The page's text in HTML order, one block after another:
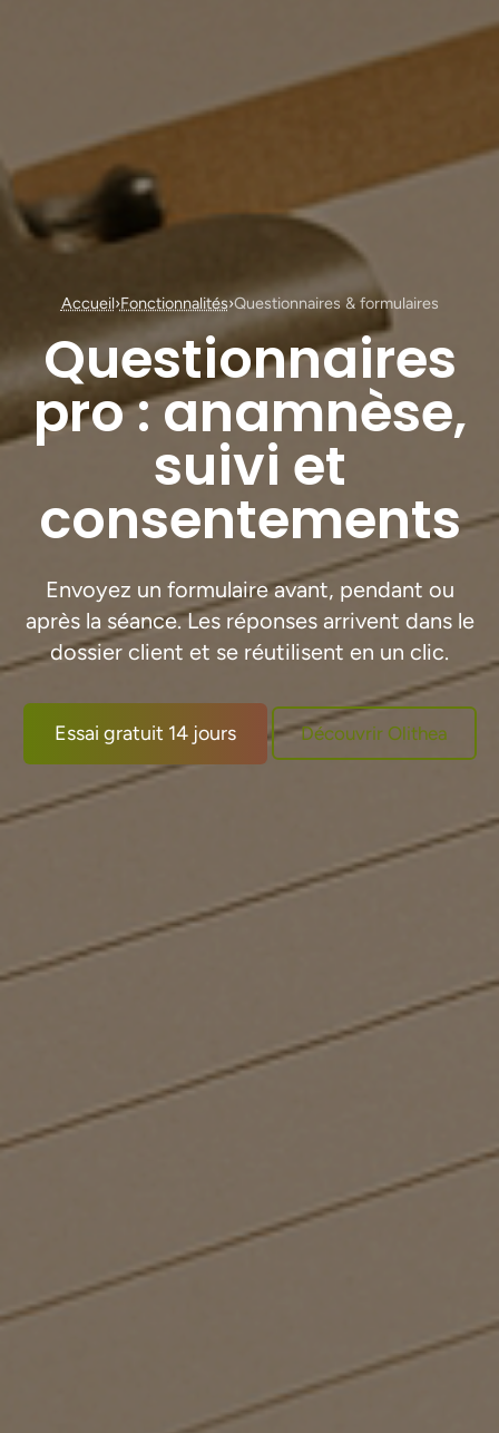
Accueil›Fonctionnalités›Questionnaires & formulaires
Questionnaires
pro : anamnèse,
suivi et
consentements
Envoyez un formulaire avant, pendant ou
après la séance. Les réponses arrivent dans le
dossier client et se réutilisent en un clic.
Essai gratuit 14 jours Découvrir Olithea